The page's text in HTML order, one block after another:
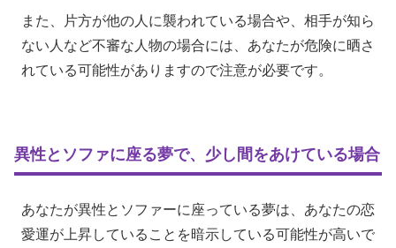
また、片方が他の人に襲われている場合や、相手が知ら
ない人など不審な人物の場合には、あなたが危険に晒さ
れている可能性がありますので注意が必要です。
異性とソファに座る夢で、少し間をあけている場合
あなたが異性とソファーに座っている夢は、あなたの恋
愛運が上昇していることを暗示している可能性が高いで